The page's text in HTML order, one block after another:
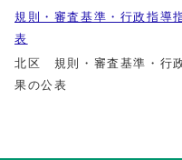
規則・審査基準・行政指導
表
北区 規則・審査基準・行
果の公表